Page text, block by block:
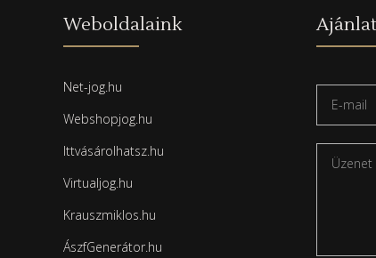
Weboldalaink
Net-jog.hu
Webshopjog.hu
Ittvásárolhatsz.hu
Virtualjog.hu
Krauszmiklos.hu
ÁszfGenerátor.hu